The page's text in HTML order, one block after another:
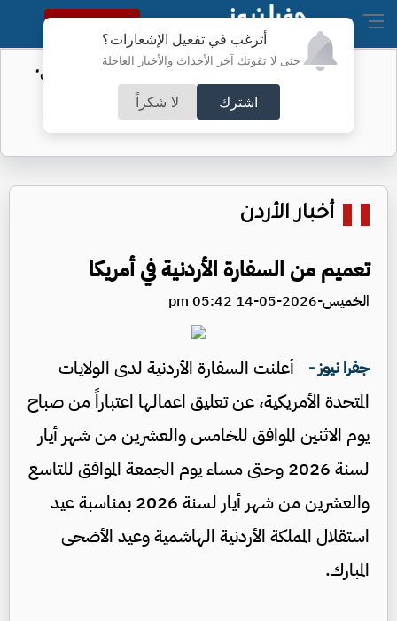
أترغب في تفعيل الإشعارات؟
حتى لا تفوتك آخر الأحداث والأخبار العاجلة
اشترك لا شكراً
النسخة الكاملة
الأمن السيبراني يحذر من رسائل "واتساب"
أخبار الأردن
تعميم من السفارة الأردنية في أمريكا
الخميس-2026-05-14 05:42 pm
جفرا نيوز -
أعلنت السفارة الأردنية لدى الولايات
المتحدة الأمريكية، عن تعليق اعمالها اعتباراً من صباح
يوم الاثنين الموافق للخامس والعشرين من شهر أيار
لسنة 2026 وحتى مساء يوم الجمعة الموافق للتاسع
والعشرين من شهر أيار لسنة 2026 بمناسبة عيد
استقلال المملكة الأردنية الهاشمية وعيد الأضحى
المبارك.